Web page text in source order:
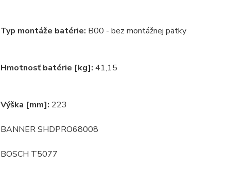
Typ montáže batérie: B00 - bez montážnej pätky
Hmotnosť batérie [kg]: 41,15
Výška [mm]: 223
BANNER SHDPRO68008
BOSCH T5077